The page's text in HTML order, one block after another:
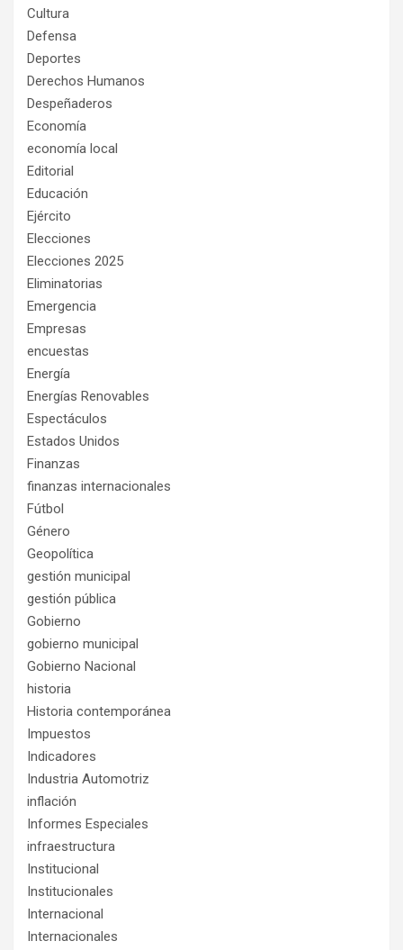
Cultura
Defensa
Deportes
Derechos Humanos
Despeñaderos
Economía
economía local
Editorial
Educación
Ejército
Elecciones
Elecciones 2025
Eliminatorias
Emergencia
Empresas
encuestas
Energía
Energías Renovables
Espectáculos
Estados Unidos
Finanzas
finanzas internacionales
Fútbol
Género
Geopolítica
gestión municipal
gestión pública
Gobierno
gobierno municipal
Gobierno Nacional
historia
Historia contemporánea
Impuestos
Indicadores
Industria Automotriz
inflación
Informes Especiales
infraestructura
Institucional
Institucionales
Internacional
Internacionales